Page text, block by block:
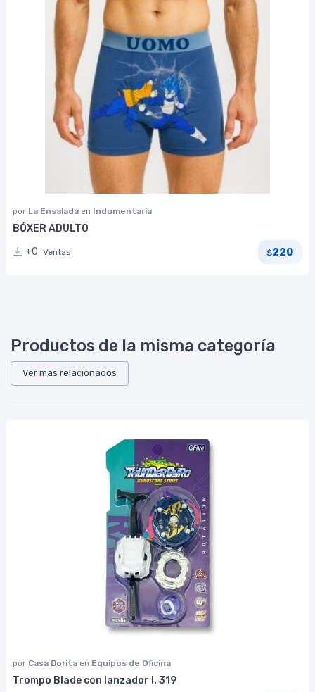
por La Ensalada en Indumentaria
BÓXER ADULTO
+0 Ventas $220
Productos de la misma categoría
Ver más relacionados
por Casa Dorita en Equipos de Oficina
Trompo Blade con lanzador I. 319